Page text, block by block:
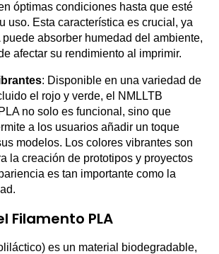
óptimas condiciones hasta que esté
uso. Esta característica es crucial, ya
absorber humedad del ambiente,
afectar su rendimiento al imprimir.
: Disponible en una variedad de
el rojo y verde, el NMLLTB
no solo es funcional, sino que
a los usuarios añadir un toque
modelos. Los colores vibrantes son
la creación de prototipos y proyectos
es tan importante como la
Filamento PLA
es un material biodegradable,